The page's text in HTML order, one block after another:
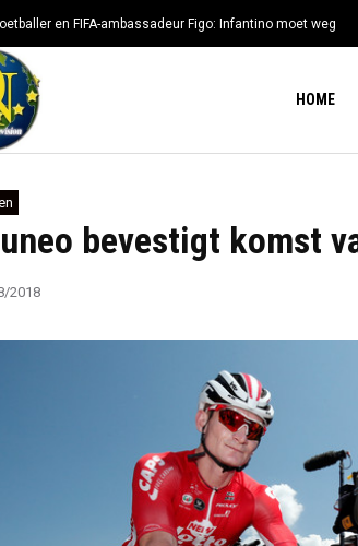
en FIFA-ambassadeur Figo: Infantino moet weg
HOME
bevestigt komst
2018